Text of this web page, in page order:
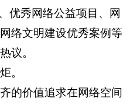
优秀网络公益项目、网
络文明建设优秀案例等
议。
。
的价值追求在网络空间